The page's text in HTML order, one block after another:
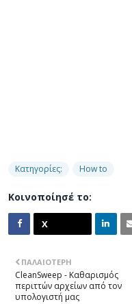
Κατηγορίες: How to
Κοινοποίησέ το:
ΠΑΛΑΙΌΤΕΡΗ
CleanSweep - Καθαρισμός
περιττών αρχείων από τον
υπολογιστή μας